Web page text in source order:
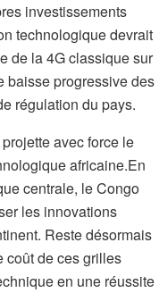
investissements
technologique devrait
de la 4G classique sur
baisse progressive des
régulation du pays.
avec force le
africaine.En
centrale, le Congo
les innovations
Reste désormais
coût de ces grilles
en une réussite